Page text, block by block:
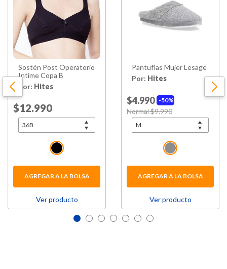
Sostén Post Operatorio
Intime Copa B
Por: Hites
Price reduced from
$12.990
AGREGAR A LA BOLSA
Ver producto
Pantuflas Mujer Lesage
Por: Hites
50%
$4.990
Price reduced from
Normal $9.990
AGREGAR A LA BOLSA
Ver producto